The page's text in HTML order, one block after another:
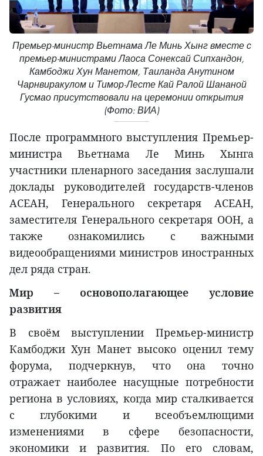
Премьер-министр Вьетнама Ле Минь Хынг вместе с
премьер-министрами Лаоса Сонексай Сипхандон,
Камбоджи Хун Манетом, Таиланда Анутином
Чарнвиракулом и Тимор-Лесте Кай Ралой Шананой
Гусмао присутствовали на церемонии открытия
(Фото: ВИА)
После программного выступления Премьер-
министра Вьетнама Ле Минь Хынга
участники пленарного заседания заслушали
доклады руководителей государств-членов
АСЕАН, Генерального секретаря АСЕАН,
заместителя Генерального секретаря ООН, а
также ознакомились с важными
видеообращениями министров иностранных
дел ряда стран.
Мир – основополагающее условие
развития
В своём выступлении Премьер-министр
Камбоджи Хун Манет высоко оценил тему
форума, подчеркнув, что она точно
отражает наиболее насущные потребности
региона в условиях, когда мир сталкивается
с глубокими и всеобъемлющими
изменениями в сфере безопасности,
экономики и развития. По его словам,